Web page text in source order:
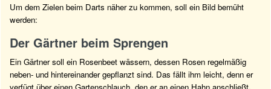
Um dem Zielen beim Darts näher zu kommen, soll ein Bild bemüht
werden:
Der Gärtner beim Sprengen
Ein Gärtner soll ein Rosenbeet wässern, dessen Rosen regelmäßig
neben- und hintereinander gepflanzt sind. Das fällt ihm leicht, denn er